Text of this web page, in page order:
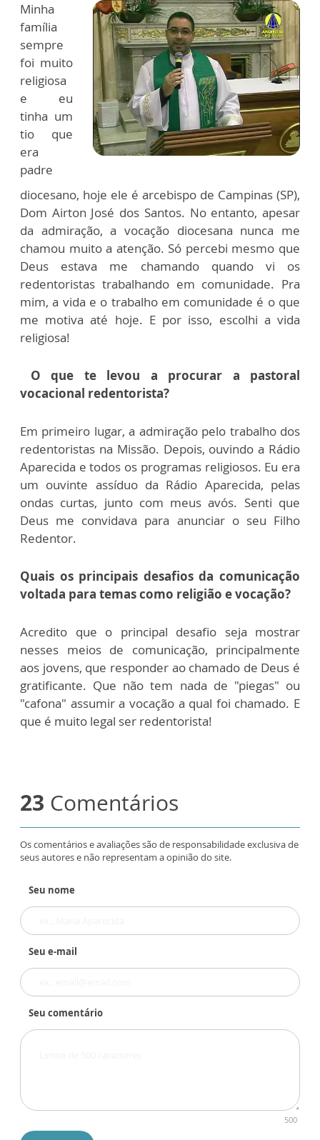
Minha
família
sempre
foi muito
religiosa
e eu
tinha um
tio que
era
padre
diocesano, hoje ele é arcebispo de Campinas (SP),
Dom Airton José dos Santos. No entanto, apesar
da admiração, a vocação diocesana nunca me
chamou muito a atenção. Só percebi mesmo que
Deus estava me chamando quando vi os
redentoristas trabalhando em comunidade. Pra
mim, a vida e o trabalho em comunidade é o que
me motiva até hoje. E por isso, escolhi a vida
religiosa!
O que te levou a procurar a pastoral
vocacional redentorista?
Em primeiro lugar, a admiração pelo trabalho dos
redentoristas na Missão. Depois, ouvindo a Rádio
Aparecida e todos os programas religiosos. Eu era
um ouvinte assíduo da Rádio Aparecida, pelas
ondas curtas, junto com meus avós. Senti que
Deus me convidava para anunciar o seu Filho
Redentor.
Quais os principais desafios da comunicação
voltada para temas como religião e vocação?
Acredito que o principal desafio seja mostrar
nesses meios de comunicação, principalmente
aos jovens, que responder ao chamado de Deus é
gratificante. Que não tem nada de "piegas" ou
"cafona" assumir a vocação a qual foi chamado. E
que é muito legal ser redentorista!
23 Comentários
Os comentários e avaliações são de responsabilidade exclusiva de
seus autores e não representam a opinião do site.
Seu nome
Seu e-mail
Seu comentário
500